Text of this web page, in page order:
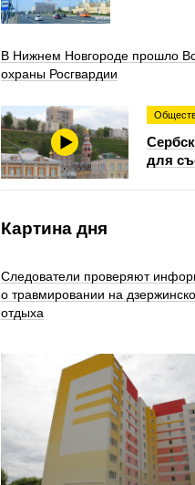
В Нижнем Новгороде прошло
охраны Росгвардии
для
Картина дня
Следователи проверяют
о травмировании на
отдыха